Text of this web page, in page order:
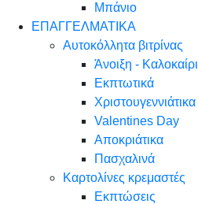
Μπάνιο
ΕΠΑΓΓΕΛΜΑΤΙΚΑ
Αυτοκόλλητα βιτρίνας
Άνοιξη - Καλοκαίρι
Εκπτωτικά
Χριστουγεννιάτικα
Valentines Day
Αποκριάτικα
Πασχαλινά
Καρτολίνες κρεμαστές
Εκπτώσεις